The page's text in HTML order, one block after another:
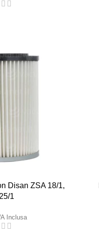
Disan ZSA 18/1,
1
Inclusa